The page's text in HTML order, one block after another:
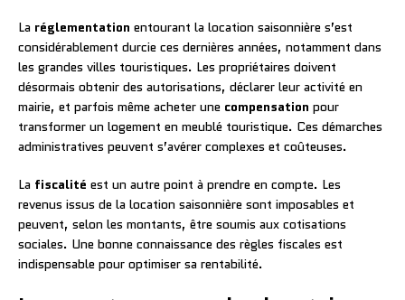
La réglementation entourant la location saisonnière s’est
considérablement durcie ces dernières années, notamment dans
les grandes villes touristiques. Les propriétaires doivent
désormais obtenir des autorisations, déclarer leur activité en
mairie, et parfois même acheter une compensation pour
transformer un logement en meublé touristique. Ces démarches
administratives peuvent s’avérer complexes et coûteuses.
La fiscalité est un autre point à prendre en compte. Les
revenus issus de la location saisonnière sont imposables et
peuvent, selon les montants, être soumis aux cotisations
sociales. Une bonne connaissance des règles fiscales est
indispensable pour optimiser sa rentabilité.